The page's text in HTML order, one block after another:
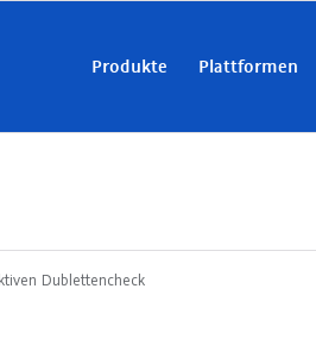
Produkte Plattformen
Dublettencheck